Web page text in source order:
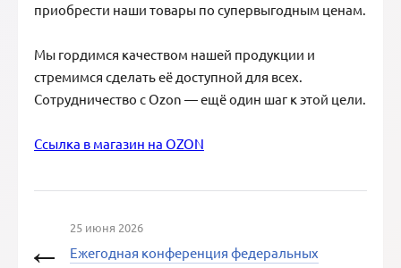
приобрести наши товары по супервыгодным ценам.
Мы гордимся качеством нашей продукции и
стремимся сделать её доступной для всех.
Сотрудничество с Ozon — ещё один шаг к этой цели.
Ссылка в магазин на OZON
25 июня 2026
Ежегодная конференция федеральных